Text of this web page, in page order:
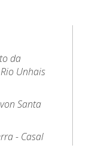
da
Unhais
Santa
- Casal